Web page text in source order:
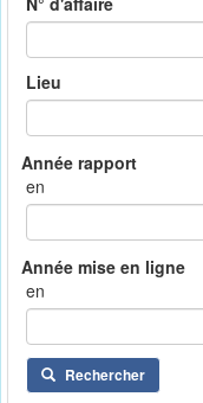
Lieu
en
en
Rechercher